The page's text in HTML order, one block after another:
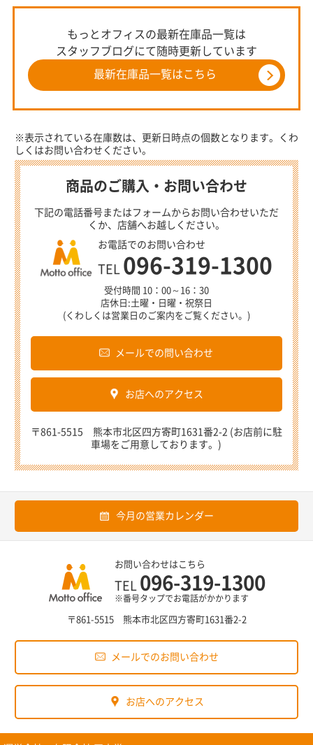
もっとオフィスの最新在庫品一覧は
スタッフブログにて随時更新しています
最新在庫品一覧はこちら
※表示されている在庫数は、更新日時点の個数となります。くわ
しくはお問い合わせください。
商品のご購入・お問い合わせ
下記の電話番号またはフォームからお問い合わせいただ
くか、店舗へお越しください。
お電話でのお問い合わせ
TEL 096-319-1300
受付時間 10：00～16：30
店休日:土曜・日曜・祝祭日
(くわしくは営業日のご案内をご覧ください。)
メールでの問い合わせ
お店へのアクセス
〒861-5515 熊本市北区四方寄町1631番2-2 (お店前に駐
車場をご用意しております。)
今月の営業カレンダー
お問い合わせはこちら
TEL 096-319-1300
※番号タップでお電話がかかります
〒861-5515 熊本市北区四方寄町1631番2-2
メールでのお問い合わせ
お店へのアクセス